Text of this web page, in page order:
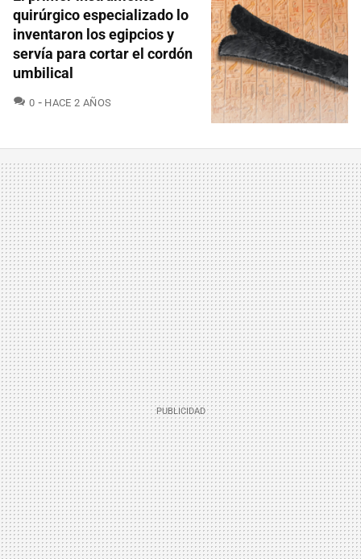
quirúrgico especializado lo
inventaron los egipcios y
servía para cortar el cordón
umbilical
0 COMENTARIOS
HACE 2 AÑOS